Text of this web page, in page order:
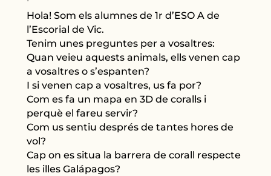
Hola! Som els alumnes de 1r d’ESO A de
l’Escorial de Vic.
Tenim unes preguntes per a vosaltres:
Quan veieu aquests animals, ells venen cap
a vosaltres o s’espanten?
I si venen cap a vosaltres, us fa por?
Com es fa un mapa en 3D de coralls i
perquè el fareu servir?
Com us sentiu després de tantes hores de
vol?
Cap on es situa la barrera de corall respecte
les illes Galápagos?